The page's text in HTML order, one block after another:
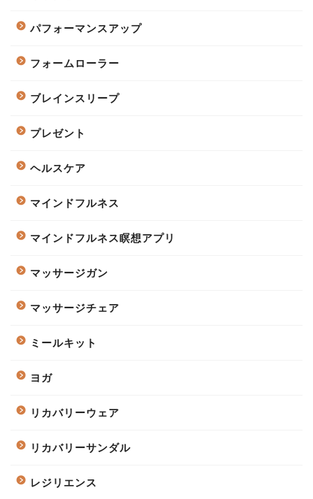
パフォーマンスアップ
フォームローラー
ブレインスリープ
プレゼント
ヘルスケア
マインドフルネス
マインドフルネス瞑想アプリ
マッサージガン
マッサージチェア
ミールキット
ヨガ
リカバリーウェア
リカバリーサンダル
レジリエンス